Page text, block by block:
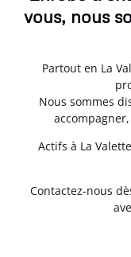
vous, nous
Partout en La
Nous sommes
Actifs à La
Contactez-nous